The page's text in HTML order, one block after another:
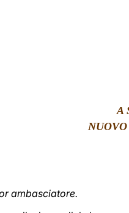
A
ambasciatore.